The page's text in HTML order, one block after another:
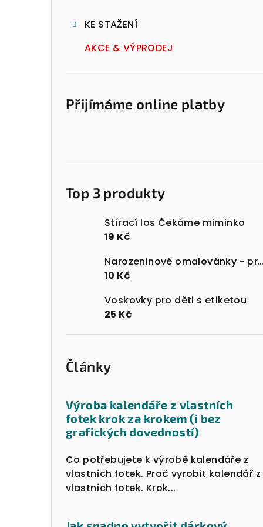
KE STAŽENÍ
AKCE & VÝPRODEJ
Přijímáme online platby
Top 3 produkty
Stírací los Čekáme miminko
19 Kč
Narozeninové omalovánky - prostírání
10 Kč
Voskovky pro děti s etiketou
25 Kč
Články
Výroba kalendáře z vlastních
fotek krok za krokem (i bez
grafických dovedností)
Co potřebujete k výrobě kalendáře z
vlastních fotek. Proč vyrobit kalendář z
vlastních fotek. Krok...